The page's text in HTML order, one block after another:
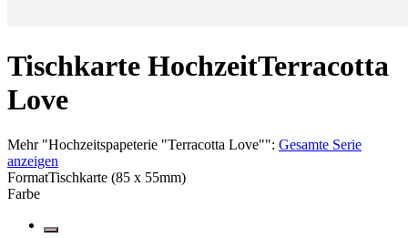
Tischkarte HochzeitTerracotta
Love
Mehr"Hochzeitspapeterie "Terracotta Love"": Gesamte Serie
anzeigen
FormatTischkarte (85 x 55mm)
Farbe